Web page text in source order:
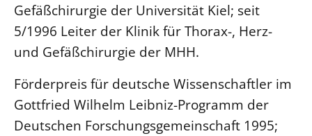
Gefäßchirurgie der Universität Kiel; seit
5/1996 Leiter der Klinik für Thorax-, Herz-
und Gefäßchirurgie der MHH.
Förderpreis für deutsche Wissenschaftler im
Gottfried Wilhelm Leibniz-Programm der
Deutschen Forschungsgemeinschaft 1995;
SERVICE
Älterwerden im Pfarrberuf
Beschwerdestellen
Ephoralbüro